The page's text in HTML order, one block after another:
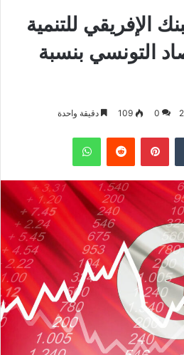
الإفريقي للتنمية
التونسي بنسبة
0
109 دقيقة واحدة
بينتيريست واتساب